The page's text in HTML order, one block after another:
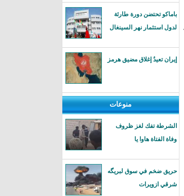
باماكو تحتضن دورة طارئة
لدول استثمار نهر السينغال
إيران تعيدُ إغلاق مضيق هرمز
منوعات
الشرطة تفك لغز ظروف
وفاة الفتاة هاوا يا
حريق ضخم في سوق لبريگه
شرقي ازويرات